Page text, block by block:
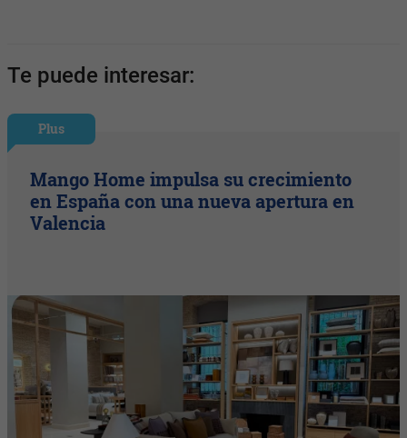
Te puede interesar:
Plus
Mango Home impulsa su crecimiento
en España con una nueva apertura en
Valencia